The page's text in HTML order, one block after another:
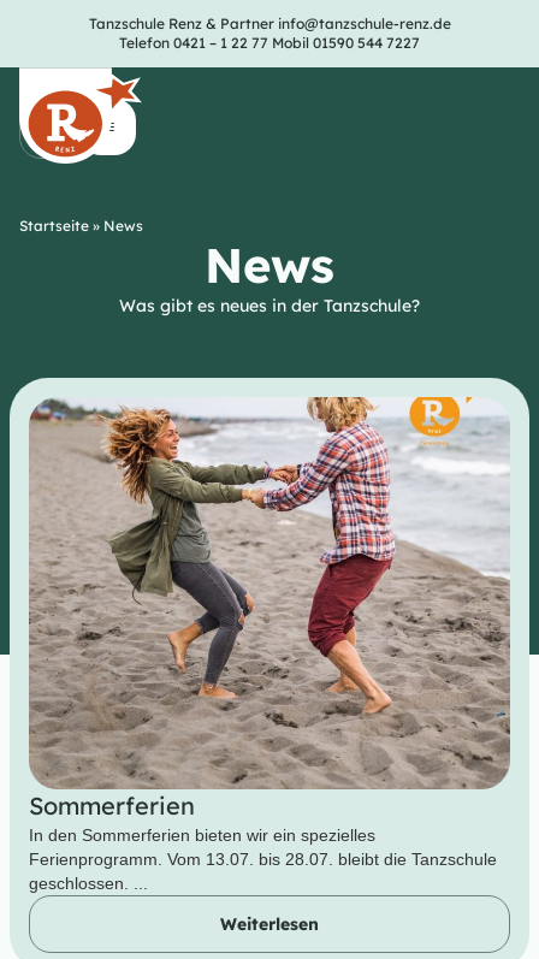
Tanzschule Renz & Partnerinfo@tanzschule-renz.de
Telefon 0421 – 1 22 77 Mobil 01590 544 7227
Startseite » News
News
Was gibt es neues in der Tanzschule?
Sommerferien
In den Sommerferien bieten wir ein spezielles
Ferienprogramm. Vom 13.07. bis 28.07. bleibt die Tanzschule
geschlossen. ...
Weiterlesen